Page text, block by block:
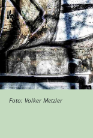
Foto: Volker Metzler